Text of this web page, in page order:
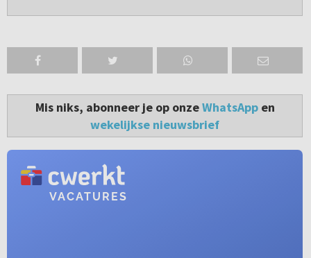
Mis niks, abonneer je op onzeWhatsAppen
wekelijkse nieuwsbrief